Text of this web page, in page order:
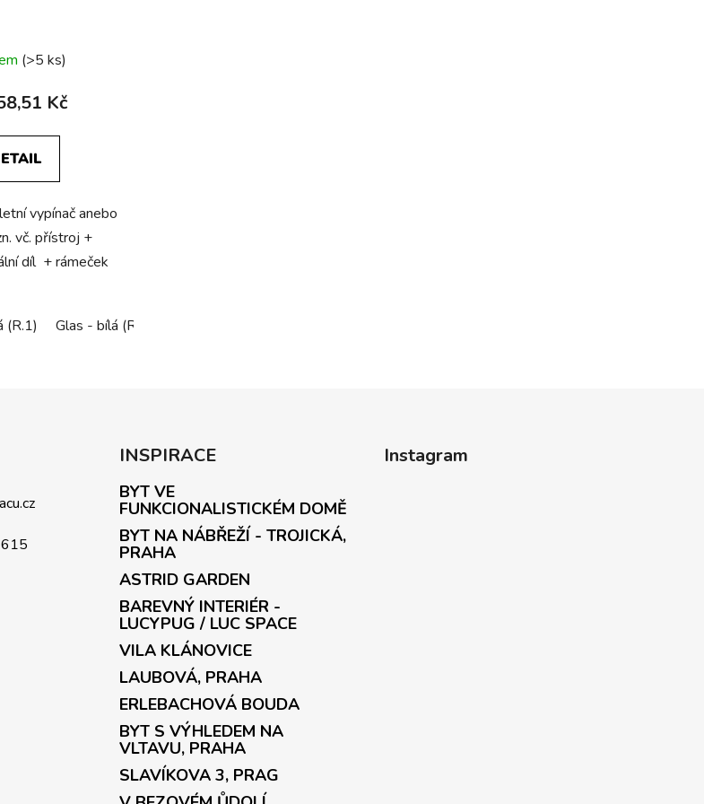
hodnocení
produktu
je
4,8
z
hvězdiček.
(>5 ks)
Kč
vypínač anebo
vč. přístroj +
díl + rámeček
(R.1) Glas - bílá (R.1)
í
r
y
v
i
s
u
INSPIRACE
BYT VE
FUNKCIONALISTICKÉM DOMĚ
BYT NA NÁBŘEŽÍ - TROJICKÁ,
PRAHA
ASTRID GARDEN
BAREVNÝ INTERIÉR -
LUCYPUG / LUC SPACE
VILA KLÁNOVICE
LAUBOVÁ, PRAHA
ERLEBACHOVÁ BOUDA
BYT S VÝHLEDEM NA
VLTAVU, PRAHA
SLAVÍKOVA 3, PRAG
Instagram